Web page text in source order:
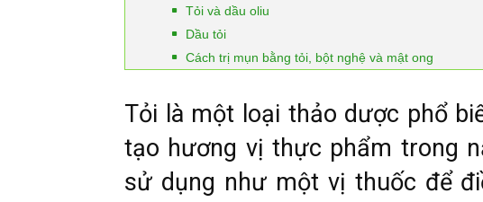
Tỏi và dầu oliu
Dầu tỏi
Cách trị mụn bằng tỏi, bột nghệ và mật ong
Tỏi là một loại thảo dược phổ
tạo hương vị thực phẩm trong
sử dụng như một vị thuốc để